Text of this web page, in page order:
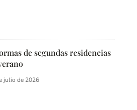
de segundas residencias
julio de 2026